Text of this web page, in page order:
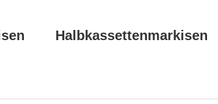
Halbkassettenmarkisen